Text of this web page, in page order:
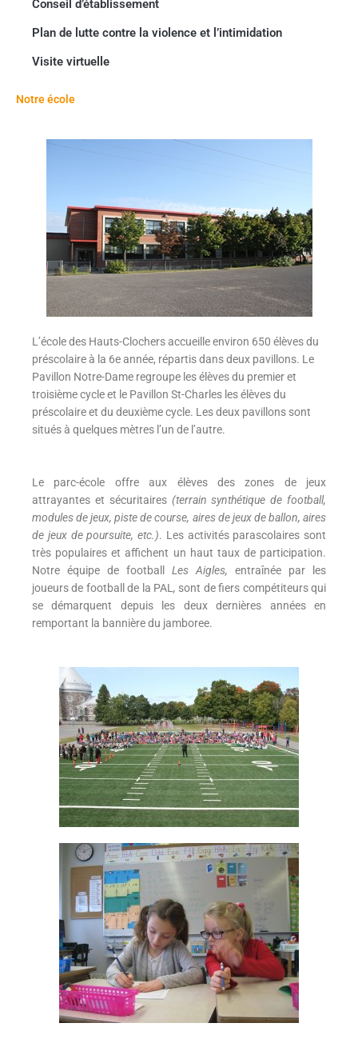
Conseil d’établissement
Plan de lutte contre la violence et l’intimidation
Visite virtuelle
Notre école
L’école des Hauts-Clochers accueille environ 650 élèves du
préscolaire à la 6e année, répartis dans deux pavillons. Le
Pavillon Notre-Dame regroupe les élèves du premier et
troisième cycle et le Pavillon St-Charles les élèves du
préscolaire et du deuxième cycle. Les deux pavillons sont
situés à quelques mètres l’un de l’autre.
Le parc-école offre aux élèves des zones de jeux
attrayantes et sécuritaires (terrain synthétique de football,
modules de jeux, piste de course, aires de jeux de ballon, aires
de jeux de poursuite, etc.). Les activités parascolaires sont
très populaires et affichent un haut taux de participation.
Notre équipe de football Les Aigles, entraînée par les
joueurs de football de la PAL, sont de fiers compétiteurs qui
se démarquent depuis les deux dernières années en
remportant la bannière du jamboree.